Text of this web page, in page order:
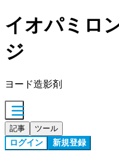
イオパミロ
ジ
ヨード造影剤
記事 ツール
ログイン 新規登録